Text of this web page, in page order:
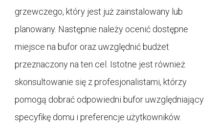
grzewczego, który jest już zainstalowany lub
planowany. Następnie należy ocenić dostępne
miejsce na bufor oraz uwzględnić budżet
przeznaczony na ten cel. Istotne jest również
skonsultowanie się z profesjonalistami, którzy
pomogą dobrać odpowiedni bufor uwzględniający
specyfikę domu i preferencje użytkowników.